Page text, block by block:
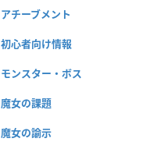
アチーブメント
初心者向け情報
モンスター・ボス
魔女の課題
魔女の諭示